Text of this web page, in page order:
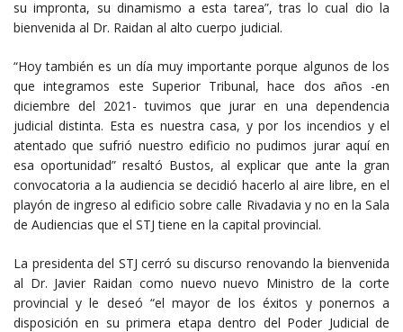
su impronta, su dinamismo a esta tarea”, tras lo cual dio la
bienvenida al Dr. Raidan al alto cuerpo judicial.
“Hoy también es un día muy importante porque algunos de los
que integramos este Superior Tribunal, hace dos años -en
diciembre del 2021- tuvimos que jurar en una dependencia
judicial distinta. Esta es nuestra casa, y por los incendios y el
atentado que sufrió nuestro edificio no pudimos jurar aquí en
esa oportunidad” resaltó Bustos, al explicar que ante la gran
convocatoria a la audiencia se decidió hacerlo al aire libre, en el
playón de ingreso al edificio sobre calle Rivadavia y no en la Sala
de Audiencias que el STJ tiene en la capital provincial.
La presidenta del STJ cerró su discurso renovando la bienvenida
al Dr. Javier Raidan como nuevo nuevo Ministro de la corte
provincial y le deseó “el mayor de los éxitos y ponernos a
disposición en su primera etapa dentro del Poder Judicial de